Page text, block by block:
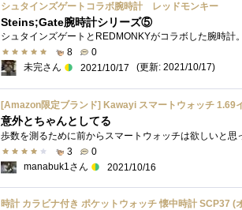
シュタインズゲートコラボ腕時計 レッドモンキー
Steins;Gate腕時計シリーズ⑤
8
0
未完さん
2021/10/17 (更新: 2021/10/17)
意外とちゃんとしてる
3
0
manabuk1さん
2021/10/16
時計 カラビナ付き ポケットウォッチ 懐中時計 SCP37 (